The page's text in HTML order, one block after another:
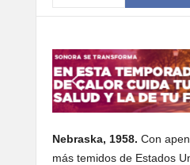
Nebraska, 1958. Con
más temidos de Estados